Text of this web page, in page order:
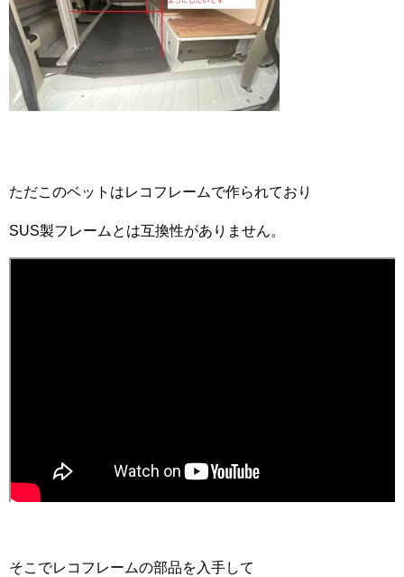
ただこのベットはレコフレームで作られており
SUS製フレームとは互換性がありません。
そこでレコフレームの部品を入手して